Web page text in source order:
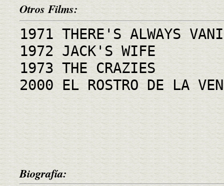
Otros Films:
1971 THERE'S ALWAYS
1972 JACK'S WIFE
1973 THE CRAZIES
2000 EL ROSTRO DE LA
Biografía: